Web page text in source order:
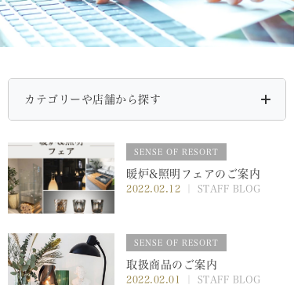
カテゴリーや店舗から探す
SENSE OF RESORT
暖炉&照明フェアのご案内
2022.02.12 ｜ STAFF BLOG
SENSE OF RESORT
取扱商品のご案内
2022.02.01 ｜ STAFF BLOG